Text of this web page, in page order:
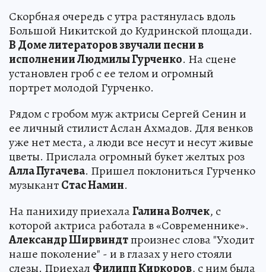
Скорбная очередь с утра растянулась вдоль
Большой Никитской до Кудринской площади.
В Доме литераторов звучали песни в
исполнении Людмилы Гурченко. На сцене
установлен гроб с ее телом и огромный
портрет молодой Гурченко.
Рядом с гробом муж актрисы Сергей Сенин и
ее личный стилист Аслан Ахмадов. Для венков
уже нет места, а люди все несут и несут живые
цветы. Прислала огромный букет желтых роз
Алла Пугачева. Пришел поклониться Гурченко
музыкантСтас Намин.
На панихиду приехалаГалина Волчек, с
которой актриса работала в «Современнике».
Александр Ширвиндтпроизнес слова "Уходит
наше поколение" - и в глазах у него стояли
слезы. Приехал Филипп Киркоров, с ним была